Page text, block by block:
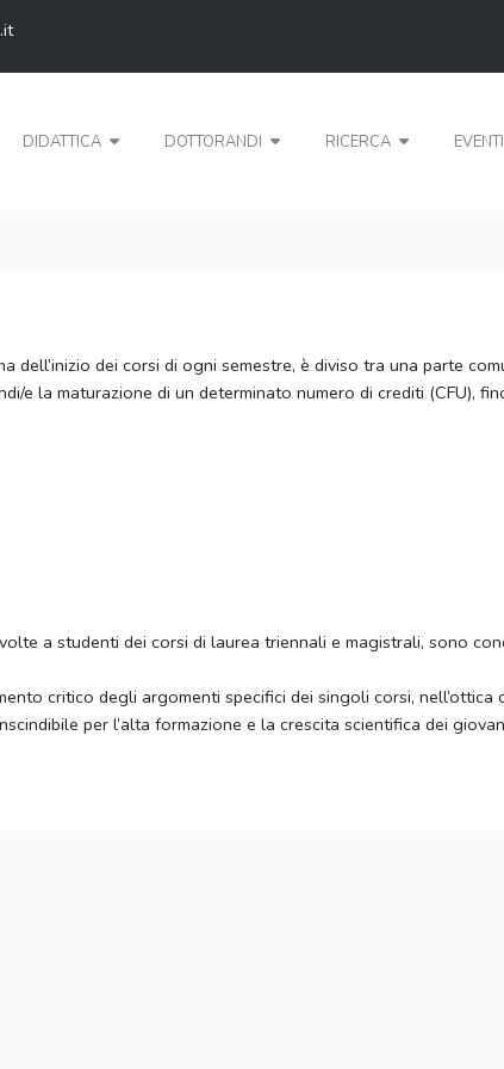
DIDATTICA DOTTORANDI RICERCA EVENTI
dell’inizio dei corsi di ogni semestre, è diviso tra una parte
e la maturazione di un determinato numero di crediti (CFU),
a studenti dei corsi di laurea triennali e magistrali, sono
critico degli argomenti specifici dei singoli corsi,
per l’alta formazione e la crescita scientifica dei